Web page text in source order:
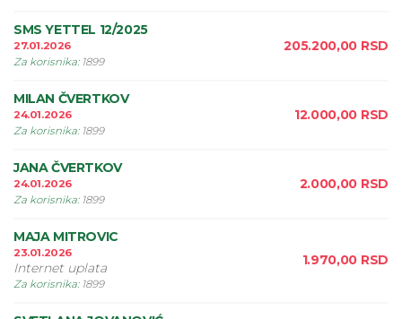
SMS YETTEL 12/2025
27.01.2026
Za korisnika: 1899
205.200,00 RSD
MILAN ČVERTKOV
24.01.2026
Za korisnika: 1899
12.000,00 RSD
JANA ČVERTKOV
24.01.2026
Za korisnika: 1899
2.000,00 RSD
MAJA MITROVIC
23.01.2026
Internet uplata
Za korisnika: 1899
1.970,00 RSD